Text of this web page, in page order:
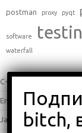
postman proxy pyqt
software
waterfall
C++
English (338)
Java (25)